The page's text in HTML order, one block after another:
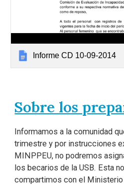
Informe CD 10-09-2014
Sobre los
Informamos a la comunidad
trimestre y por instrucciones
MINPPEU, no podremos
los becarios de la USB. Esta
compartimos con el